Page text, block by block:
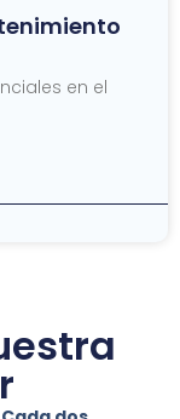
en el